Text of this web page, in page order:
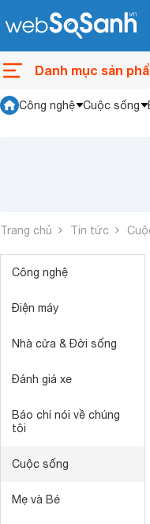
Danh mục sản
Công nghệ Cuộc sống
Trang chủ Tin tức
Công nghệ
Điện máy
Nhà cửa & Đời sống
Đánh giá xe
Báo chí nói về chúng
tôi
Cuộc sống
Mẹ và Bé